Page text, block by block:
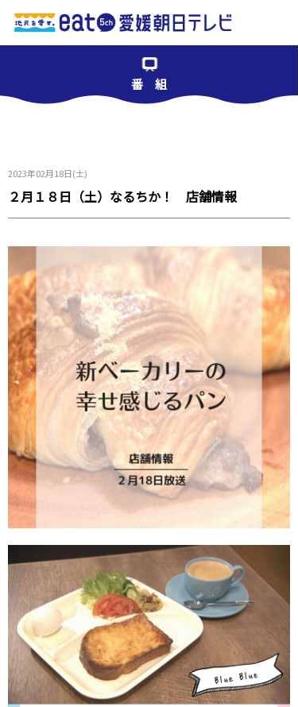
番 組
2023年02月18日(土)
２月１８日（土）なるちか！ 店舗情報